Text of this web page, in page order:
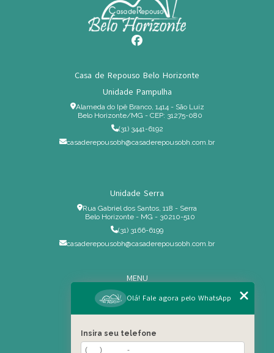
Casa de Repouso Belo Horizonte
Unidade Pampulha
Alameda do Ipê Branco, 1414 - São Luiz
Belo Horizonte/MG - CEP: 31275-080
(31) 3441-6192
casaderepousobh@casaderepousobh.com.br
Unidade Serra
Rua Gabriel dos Santos, 118 - Serra
Belo Horizonte - MG - 30210-510
(31) 3166-6199
casaderepousobh@casaderepousobh.com.br
MENU
Home
Institucional
Serviços Especiais
Olá! Fale agora pelo WhatsApp
Insira seu telefone